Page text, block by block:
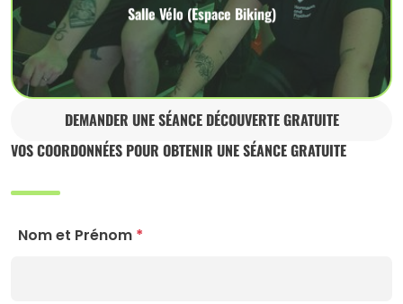
Salle Vélo (Espace Biking)
DEMANDER UNE SÉANCE DÉCOUVERTE GRATUITE
VOS COORDONNÉES POUR OBTENIR UNE SÉANCE GRATUITE
Nom et Prénom*